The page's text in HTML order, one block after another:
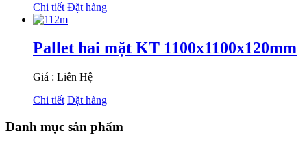
Chi tiết Đặt hàng
Pallet hai mặt KT 1100x1100x120mm
Giá : Liên Hệ
Chi tiết Đặt hàng
Danh mục sản phẩm